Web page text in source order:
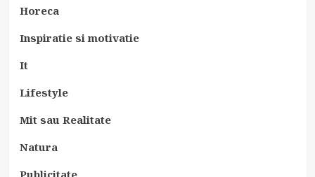
Horeca
Inspiratie si motivatie
It
Lifestyle
Mit sau Realitate
Natura